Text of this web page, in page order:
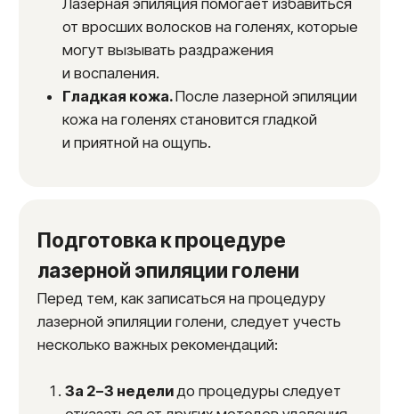
Рекомендации после
лазерной эпиляции голени
В течение24−48 часов
избегайте посещения сауны, бани,
горячей ванны.
В течение нескольких дней после
лазерной эпиляции не рекомендуется
фактором (не менее 30) на обработанной
области в течение
процедуры, чтобы избежать пигментации.
необходимо пройти курс процедур,
количество которых определяется
от индивидуальных особенностей роста
сеансовс интервалом в4−6 недель.